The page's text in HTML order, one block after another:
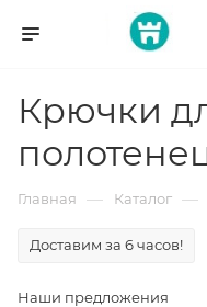
Крючки
Главная — Каталог —
Доставим за 6 часов!
Наши предложения